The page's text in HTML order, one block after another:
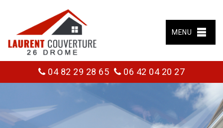
MENU
04 82 29 28 65 06 42 04 20 27